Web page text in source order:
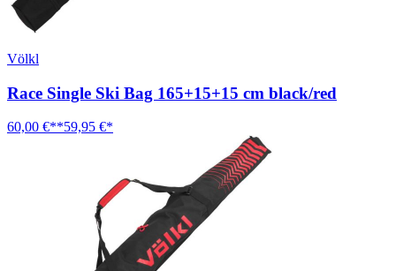
Völkl
Race Single Ski Bag 165+15+15 cm black/red
60,00 €**59,95 €*